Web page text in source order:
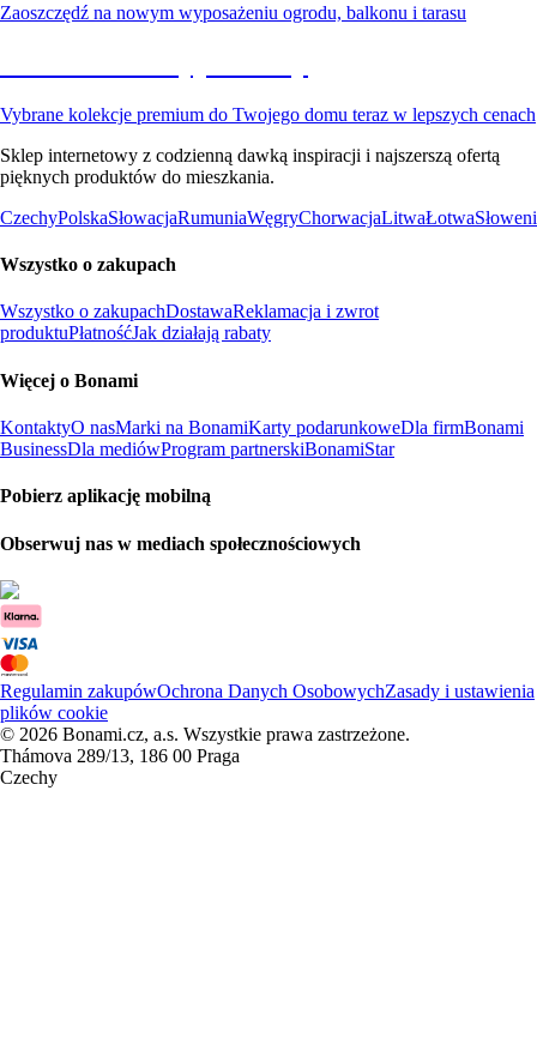
Zaoszczędź na nowym wyposażeniu ogrodu, balkonu i tarasu
Vybrane kolekcje premium do Twojego domu teraz w lepszych cenach
Sklep internetowy z codzienną dawką inspiracji i najszerszą ofertą
pięknych produktów do mieszkania.
CzechyPolskaSłowacjaRumuniaWęgryChorwacjaLitwaŁotwa
Wszystko o zakupach
Wszystko o zakupachDostawaReklamacja i zwrot
produktuPłatnośćJak działają rabaty
Więcej o Bonami
KontaktyO nasMarki na BonamiKarty podarunkoweDla firmBonami
BusinessDla mediówProgram partnerskiBonamiStar
Pobierz aplikację mobilną
Obserwuj nas w mediach społecznościowych
Regulamin zakupówOchrona Danych OsobowychZasady i ustawienia
plików cookie
© 2026 Bonami.cz, a.s. Wszystkie prawa zastrzeżone.
Thámova 289/13, 186 00 Praga
Czechy